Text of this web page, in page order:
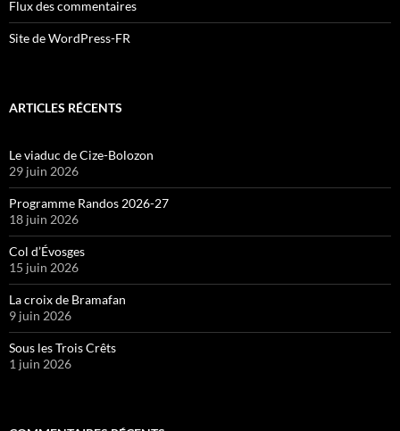
Flux des commentaires
Site de WordPress-FR
ARTICLES RÉCENTS
Le viaduc de Cize-Bolozon
29 juin 2026
Programme Randos 2026-27
18 juin 2026
Col d’Évosges
15 juin 2026
La croix de Bramafan
9 juin 2026
Sous les Trois Crêts
1 juin 2026